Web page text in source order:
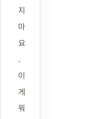
지
마
요
.
이
게
뭐